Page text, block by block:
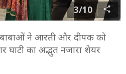
3/10
ने आरती और दीपक को
घाटी का अद्भुत नजारा शेयर